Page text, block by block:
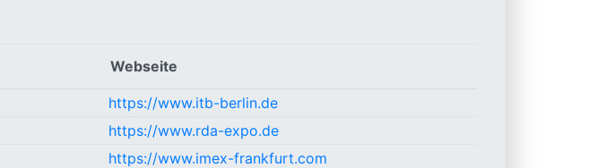
Webseite
https://www.itb-berlin.de
https://www.rda-expo.de
https://www.imex-frankfurt.com